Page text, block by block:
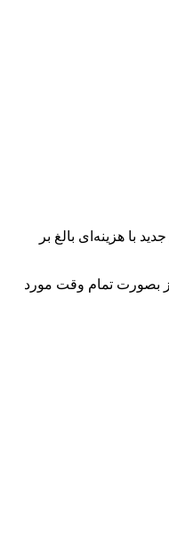
علوم پزشکی گیلان(گیل وب‌دا)؛ با تامین مالی از سوی دانشگاه علوم پزشکی گیلان، یک دستگاه سی تی اسکن ۱۶ اسلایس جدید با هزینه‌ای بالغ بر
کرونا نیز بصورت تمام وقت مورد